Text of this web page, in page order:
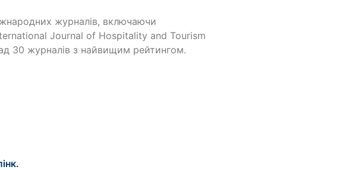
журналів, включаючи
Journal of Hospitality and Tourism
30 журналів з найвищим рейтингом.